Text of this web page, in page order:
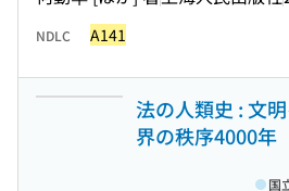
NDLC A141
法の人類史 : 文
界の秩序4000年
国